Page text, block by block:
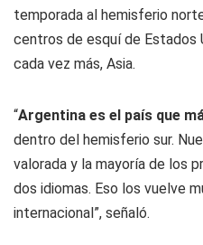
temporada al hemisferio
centros de esquí de Estados
cada vez más, Asia.
“Argentina es el país que
dentro del hemisferio sur.
valorada y la mayoría de los
dos idiomas. Eso los vuelve
internacional”, señaló.